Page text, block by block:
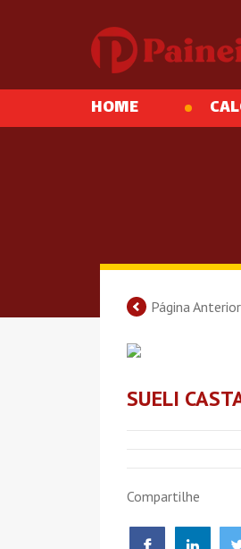
HOME
Página Anterior
SUELI
Compartilhe